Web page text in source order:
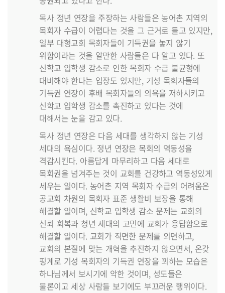
목사 정년 연장을 주장하는 사람들은 농어촌 지역의
목회자 수급이 어렵다는 것을 그 근거로 들고 있지만,
일부 대형교회 목회자들이 기득권을 놓지 않기
위함이라는 것을 알만한 사람들은 다 알고 있다. 또
신학교 입학생 감소로 인한 목회자 수급 불균형에
대비해야 한다는 입장도 있지만, 기성 목회자들의
기득권 연장이 후배 목회자들의 의욕을 저하시키고
신학교 입학생 감소를 촉진하고 있다는 것에
대해서는 눈을 감고 있다.
목사 정년 연장은 다음 세대를 생각하지 않는 기성
세대의 욕심이다. 정년 연장은 목회의 역동성을
격감시킨다. 아름답게 마무리하고 다음 세대로
목회권을 넘겨주는 것이 교회를 건강하고 역동성있게
세우는 일이다. 농어촌 지역 목회자 수급의 어려움은
공교회 차원의 목회자 표준 생활비 보장을 통해
해결할 일이며, 신학교 입학생 감소 문제는 교회의
신뢰 회복과 청년 세대의 고민에 교회가 응답함으로
해결할 일이다. 교회가 직면한 문제를 외면하고,
교회의 본질에 맞는 개혁을 추진하지 않으면서, 온갖
핑계로 기성 목회자의 기득권 연장을 꾀하는 모습은
하나님께서 보시기에 악한 것이며, 성도들은
물론이고 세상 사람들 보기에도 부끄러운 행위이다.